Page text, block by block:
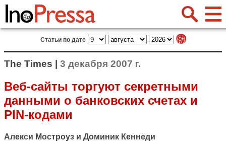
Статьи по дате
The Times | 3 декабря 2007 г.
Веб-сайты торгуют секретными
данными о банковских счетах и
PIN-кодами
Алекси Мостроуз и Доминик Кеннеди